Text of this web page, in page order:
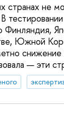
странах не
Финляндия,
Южной
— эти